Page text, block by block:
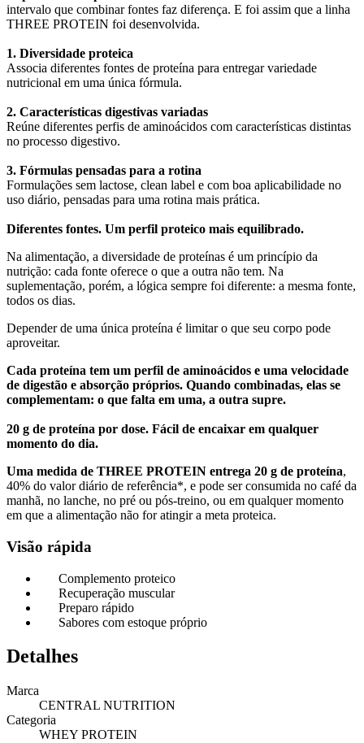
intervalo que combinar fontes faz diferença. E foi assim que a linha
THREE PROTEIN foi desenvolvida.
1. Diversidade proteica
Associa diferentes fontes de proteína para entregar variedade
nutricional em uma única fórmula.
2. Características digestivas variadas
Reúne diferentes perfis de aminoácidos com características distintas
no processo digestivo.
3. Fórmulas pensadas para a rotina
Formulações sem lactose, clean label e com boa aplicabilidade no
uso diário, pensadas para uma rotina mais prática.
Diferentes fontes. Um perfil proteico mais equilibrado.
Na alimentação, a diversidade de proteínas é um princípio da
nutrição: cada fonte oferece o que a outra não tem. Na
suplementação, porém, a lógica sempre foi diferente: a mesma fonte,
todos os dias.
Depender de uma única proteína é limitar o que seu corpo pode
aproveitar.
Cada proteína tem um perfil de aminoácidos e uma velocidade
de digestão e absorção próprios. Quando combinadas, elas se
complementam: o que falta em uma, a outra supre.
20 g de proteína por dose. Fácil de encaixar em qualquer
momento do dia.
Uma medida de THREE PROTEIN entrega 20 g de proteína,
40% do valor diário de referência*, e pode ser consumida no café da
manhã, no lanche, no pré ou pós-treino, ou em qualquer momento
em que a alimentação não for atingir a meta proteica.
Visão rápida
Complemento proteico
Recuperação muscular
Preparo rápido
Sabores com estoque próprio
Detalhes
Marca
CENTRAL NUTRITION
Categoria
WHEY PROTEIN